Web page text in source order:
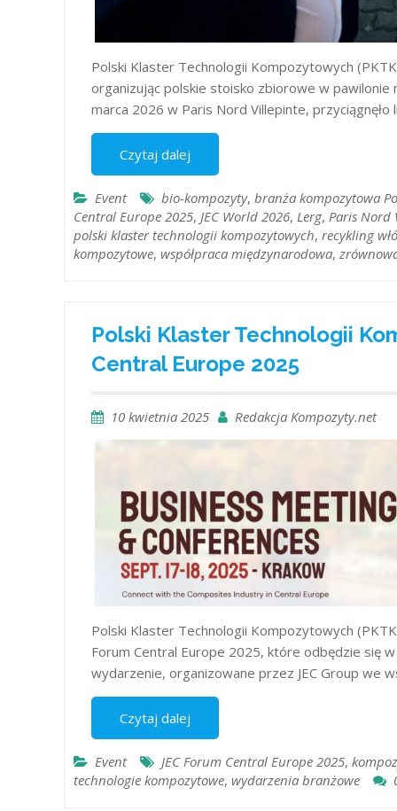
Polski Klaster Technologii Kompozytowych
organizując polskie stoisko zbiorowe w
marca 2026 w Paris Nord Villepinte,
Czytaj dalej
Event bio-kompozyty, branża kompozytowa
Central Europe 2025, JEC World 2026, Lerg, Paris Nord
polski klaster technologii kompozytowych, recykling
kompozytowe, współpraca międzynarodowa,
Polski Klaster Technologii
Central Europe 2025​
10 kwietnia 2025 Redakcja Kompozyty.net
Polski Klaster Technologii Kompozytowych
Forum Central Europe 2025, które odbędzie się
wydarzenie, organizowane przez JEC Group we
Czytaj dalej
Event JEC Forum Central Europe 2025,
technologie kompozytowe, wydarzenia branżowe